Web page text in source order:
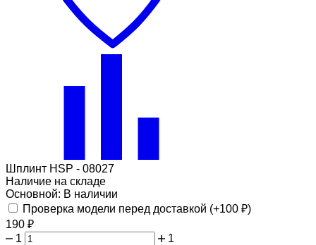
Шплинт HSP - 08027
Наличие на складе
Основной: В наличии
Проверка модели перед доставкой (+100 ₽)
190 ₽
1
1